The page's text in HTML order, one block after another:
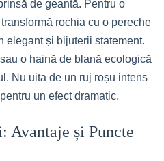
de geantă. Pentru o
rochia cu o pereche
elegant și bijuterii statement.
o haină de blană ecologică
Nu uita de un ruj roșu intens
un efect dramatic.
și Puncte